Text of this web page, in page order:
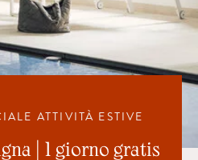
ATTIVITÀ ESTIVE
| 1 giorno gratis